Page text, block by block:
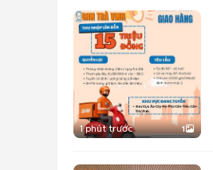
1 phút trước 1